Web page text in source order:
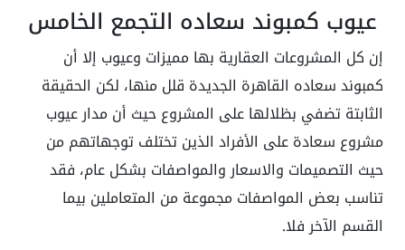
عيوب كمبوند سعاده التجمع الخامس
إن كل المشروعات العقارية بها مميزات وعيوب إلا أن
كمبوند سعاده القاهرة الجديدة قلل منها، لكن الحقيقة
الثابتة تضفي بظلالها على المشروع حيث أن مدار عيوب
مشروع سعادة على الأفراد الذين تختلف توجهاتهم من
حيث التصميمات والاسعار والمواصفات بشكل عام، فقد
تناسب بعض المواصفات مجموعة من المتعاملين بيما
القسم الآخر فلا.